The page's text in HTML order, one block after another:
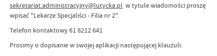
sekretariat.administracyjny@lutycka.pl w tytule wiadomości proszę
wpisać "Lekarze Specjaliści - Filia nr 2".
Telefon kontaktowy 61 8212 641
Prosimy o dopisanie w swojej aplikacji następującej klauzuli: